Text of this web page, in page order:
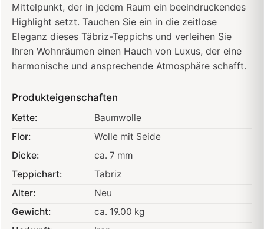
Mittelpunkt, der in jedem Raum ein beeindruckendes
Highlight setzt. Tauchen Sie ein in die zeitlose
Eleganz dieses Täbriz-Teppichs und verleihen Sie
Ihren Wohnräumen einen Hauch von Luxus, der eine
harmonische und ansprechende Atmosphäre schafft.
Produkteigenschaften
Kette:
Baumwolle
Flor:
Wolle mit Seide
Dicke:
ca. 7 mm
Teppichart:
Tabriz
Alter:
Neu
Gewicht:
ca. 19.00 kg